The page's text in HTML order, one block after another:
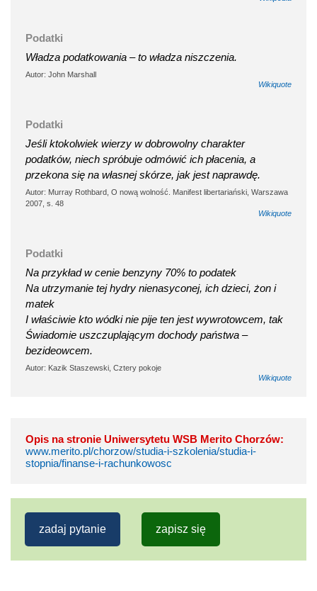
Podatki
Władza podatkowania – to władza niszczenia.
Autor: John Marshall
Wikiquote
Podatki
Jeśli ktokolwiek wierzy w dobrowolny charakter
podatków, niech spróbuje odmówić ich płacenia, a
przekona się na własnej skórze, jak jest naprawdę.
Autor: Murray Rothbard, O nową wolność. Manifest libertariański, Warszawa
2007, s. 48
Wikiquote
Podatki
Na przykład w cenie benzyny 70% to podatek
Na utrzymanie tej hydry nienasyconej, ich dzieci, żon i
matek
I właściwie kto wódki nie pije ten jest wywrotowcem, tak
Świadomie uszczuplającym dochody państwa –
bezideowcem.
Autor: Kazik Staszewski, Cztery pokoje
Wikiquote
Opis na stronie Uniwersytetu WSB Merito Chorzów:
www.merito.pl/chorzow/studia-i-szkolenia/studia-i-
stopnia/finanse-i-rachunkowosc
zadaj pytanie zapisz się